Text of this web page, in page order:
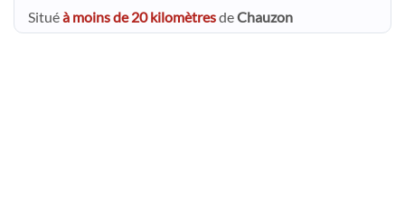
Situéà moins de 20 kilomètresdeChauzon